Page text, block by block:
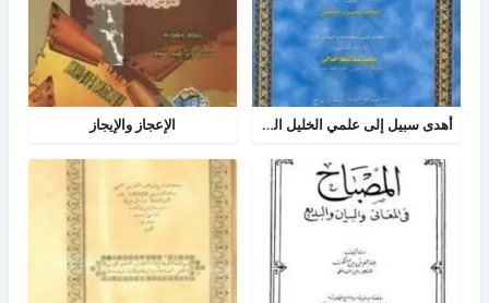
أهدى سبيل إلى علمي الخليل العروض والقافية الإعجاز والإيجاز